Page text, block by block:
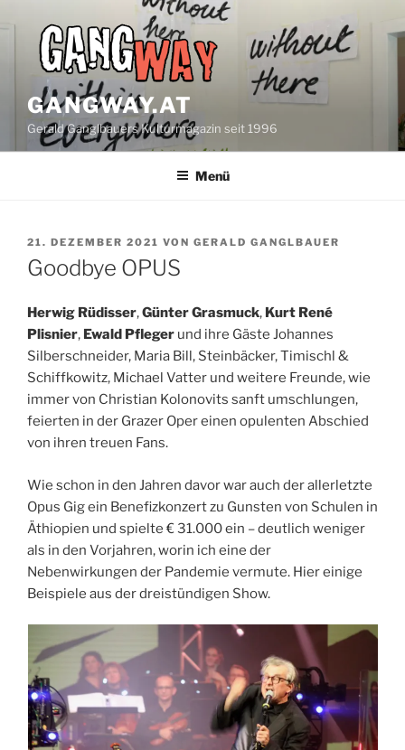
springen
GANGWAY.AT
Gerald Ganglbauers Kulturmagazin seit 1996
Menü
VERÖFFENTLICHT
AM
21. DEZEMBER 2021 VON GERALD GANGLBAUER
Goodbye OPUS
Herwig Rüdisser,Günter Grasmuck, Kurt René
Plisnier, Ewald Pfleger und ihre Gäste Johannes
Silberschneider, Maria Bill, Steinbäcker, Timischl &
Schiffkowitz, Michael Vatter und weitere Freunde, wie
immer von Christian Kolonovits sanft umschlungen,
feierten in der Grazer Oper einen opulenten Abschied
von ihren treuen Fans.
Wie schon in den Jahren davor war auch der allerletzte
Opus Gig ein Benefizkonzert zu Gunsten von Schulen in
Äthiopien und spielte € 31.000 ein – deutlich weniger
als in den Vorjahren, worin ich eine der
Nebenwirkungen der Pandemie vermute. Hier einige
Beispiele aus der dreistündigen Show.